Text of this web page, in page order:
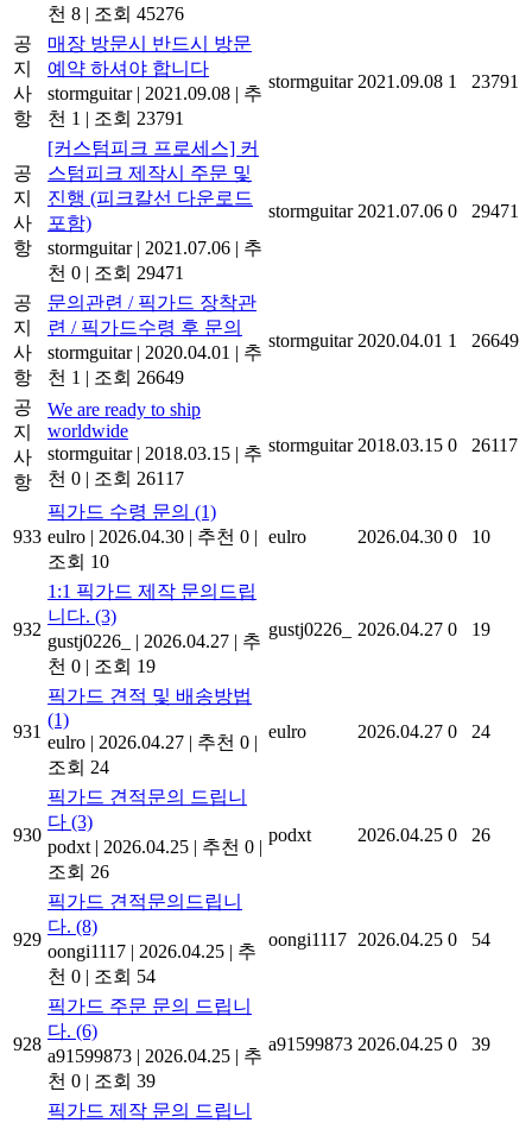
천 8 | 조회 45276
공
지
사
항
매장 방문시 반드시 방문
예약 하셔야 합니다
stormguitar | 2021.09.08 | 추
천 1 | 조회 23791
stormguitar 2021.09.08 1 23791
공
지
사
항
[커스텀피크 프로세스] 커
스텀피크 제작시 주문 및
진행 (피크칼선 다운로드
포함)
stormguitar | 2021.07.06 | 추
천 0 | 조회 29471
stormguitar 2021.07.06 0 29471
공
지
사
항
문의관련 / 픽가드 장착관
련 / 픽가드수령 후 문의
stormguitar | 2020.04.01 | 추
천 1 | 조회 26649
stormguitar 2020.04.01 1 26649
공
지
사
항
We are ready to ship
worldwide
stormguitar | 2018.03.15 | 추
천 0 | 조회 26117
stormguitar 2018.03.15 0 26117
933
픽가드 수령 문의 (1)
eulro | 2026.04.30 | 추천 0 |
조회 10
eulro 2026.04.30 0 10
932
1:1 픽가드 제작 문의드립
니다. (3)
gustj0226_
| 2026.04.27 | 추
천 0 | 조회 19
gustj0226_ 2026.04.27 0 19
931
픽가드 견적 및 배송방법
(1)
eulro | 2026.04.27 | 추천 0 |
조회 24
eulro 2026.04.27 0 24
930
픽가드 견적문의 드립니
다 (3)
podxt | 2026.04.25 | 추천 0 |
조회 26
podxt 2026.04.25 0 26
929
픽가드 견적문의드립니
다. (8)
oongi1117 | 2026.04.25 | 추
천 0 | 조회 54
oongi1117 2026.04.25 0 54
928
픽가드 주문 문의 드립니
다. (6)
a91599873 | 2026.04.25 | 추
천 0 | 조회 39
a91599873 2026.04.25 0 39
픽가드 제작 문의 드립니